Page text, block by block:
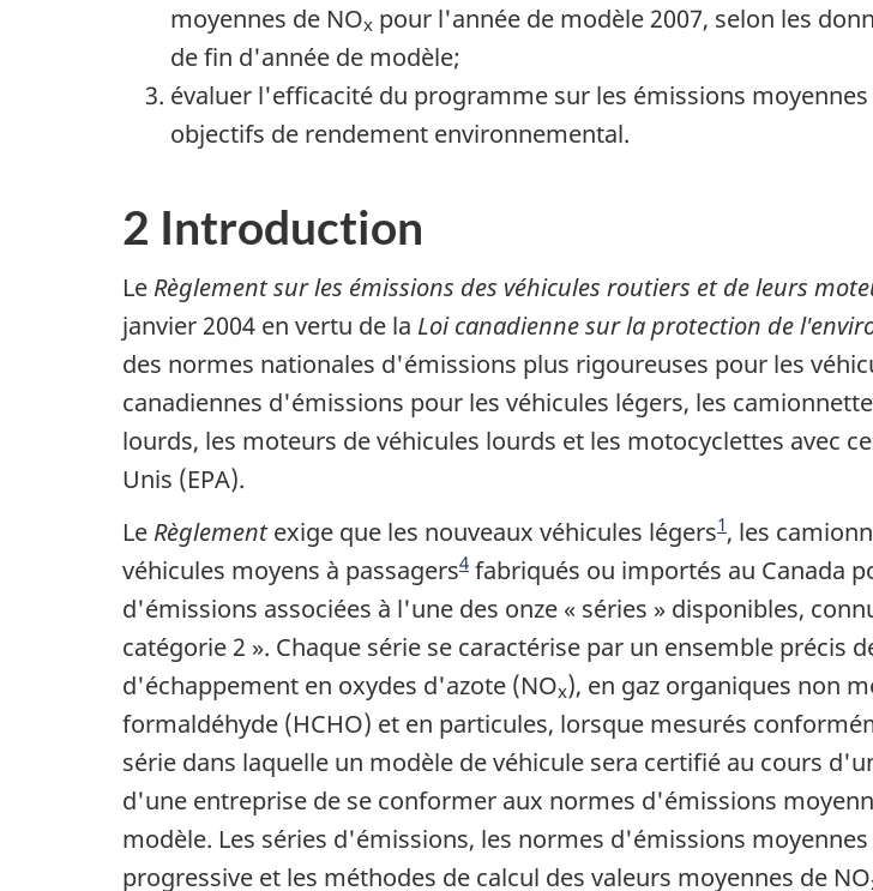
moyennes de NOx pour l'année de modèle 2007, selon les
de fin d'année de modèle;
évaluer l'efficacité du programme sur les émissions moyennes
objectifs de rendement environnemental.
2 Introduction
Le Règlement sur les émissions des véhicules routiers et de leurs
janvier 2004 en vertu de la Loi canadienne sur la protection de
des normes nationales d'émissions plus rigoureuses pour les
canadiennes d'émissions pour les véhicules légers, les
lourds, les moteurs de véhicules lourds et les motocyclettes avec
Unis (EPA).
Le Règlementexige que les nouveaux véhicules légers1, les
véhicules moyens à passagers4 fabriqués ou importés au Canada
d'émissions associées à l'une des onze « séries » disponibles,
catégorie 2 ». Chaque série se caractérise par un ensemble précis
d'échappement en oxydes d'azote (NOx), en gaz organiques non
formaldéhyde (HCHO) et en particules, lorsque mesurés
série dans laquelle un modèle de véhicule sera certifié au cours
d'une entreprise de se conformer aux normes d'émissions
modèle. Les séries d'émissions, les normes d'émissions moyennes
progressive et les méthodes de calcul des valeurs moyennes de NO